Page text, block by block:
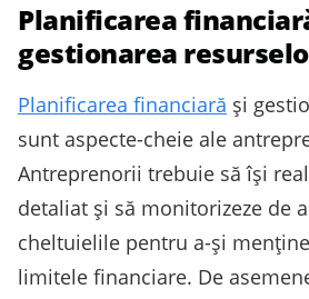
Planificarea
gestionarea
Planificarea financiară și
sunt aspecte-cheie ale
Antreprenorii trebuie să își
detaliat și să monitorizeze de
cheltuielile pentru a-și
limitele financiare. De